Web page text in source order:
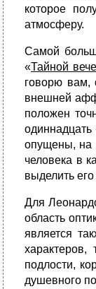
которое
атмосферу.
Самой
«Тайной
говорю вам,
внешней
положен
опущены, на
человека в
выделить
Для
область
является
характеров,
подлости,
душевного